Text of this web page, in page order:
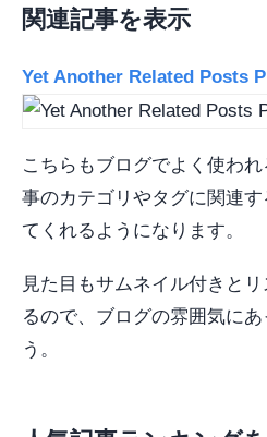
関連記事を表示
Yet Another Related Posts
こちらもブログでよく使わ
事のカテゴリやタグに関連
てくれるようになります。
見た目もサムネイル付きと
るので、ブログの雰囲気に
う。